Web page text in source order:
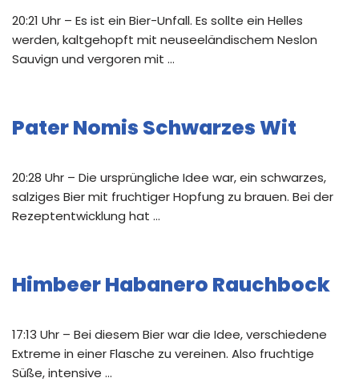
20:21 Uhr – Es ist ein Bier-Unfall. Es sollte ein Helles
werden, kaltgehopft mit neuseeländischem Neslon
Sauvign und vergoren mit …
Pater Nomis Schwarzes Wit
20:28 Uhr – Die ursprüngliche Idee war, ein schwarzes,
salziges Bier mit fruchtiger Hopfung zu brauen. Bei der
Rezeptentwicklung hat …
Himbeer Habanero Rauchbock
17:13 Uhr – Bei diesem Bier war die Idee, verschiedene
Extreme in einer Flasche zu vereinen. Also fruchtige
Süße, intensive …